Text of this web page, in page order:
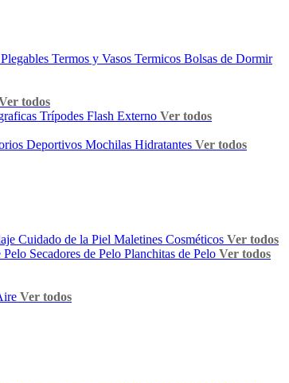
Termos y Vasos Termicos Bolsas de Dormir
todos
Trípodes Flash Externo Ver todos
Deportivos Mochilas Hidratantes Ver todos
Cuidado de la Piel Maletines Cosméticos Ver todos
Pelo Secadores de Pelo Planchitas de Pelo Ver todos
Ver todos